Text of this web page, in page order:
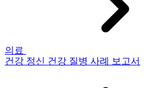
의료
건강 정신 건강 질병 사례 보고서